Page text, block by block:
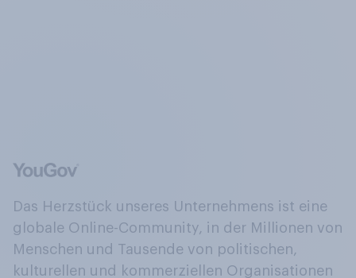
Das Herzstück unseres Unternehmens ist eine
globale Online-Community, in der Millionen von
Menschen und Tausende von politischen,
kulturellen und kommerziellen Organisationen